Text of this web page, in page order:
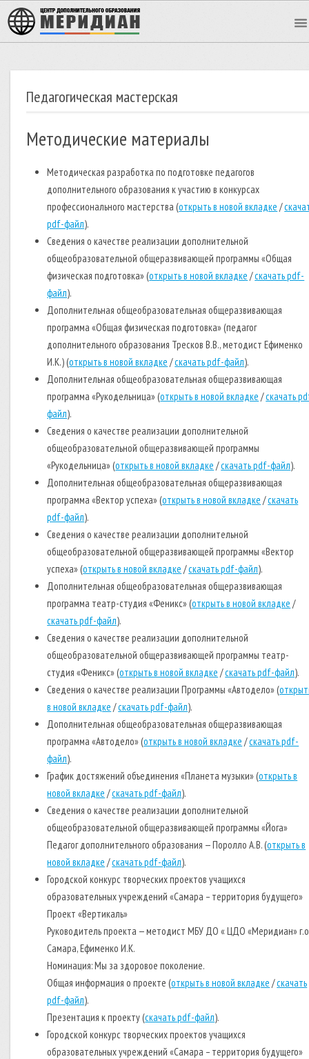
Педагогическая мастерская
Методические материалы
Методическая разработка по подготовке педагогов
дополнительного образования к участию в конкурсах
профессионального мастерства (открыть в новой вкладке /
pdf-файл).
Сведения о качестве реализации дополнительной
общеобразовательной общеразвивающей программы «Общая
физическая подготовка» (открыть в новой вкладке /скачать pdf-
файл).
Дополнительная общеобразовательная общеразвивающая
программа «Общая физическая подготовка» (педагог
дополнительного образования Тресков В.В., методист Ефименко
И.К.) (открыть в новой вкладке /скачать pdf-файл).
Дополнительная общеобразовательная общеразвивающая
программа «Рукодельница» (открыть в новой вкладке /скачать
файл).
Сведения о качестве реализации дополнительной
общеобразовательной общеразвивающей программы
«Рукодельница» (открыть в новой вкладке /скачать pdf-файл).
Дополнительная общеобразовательная общеразвивающая
программа «Вектор успеха» (открыть в новой вкладке /скачать
pdf-файл).
Сведения о качестве реализации дополнительной
общеобразовательной общеразвивающей программы «Вектор
успеха» (открыть в новой вкладке /скачать pdf-файл).
Дополнительная общеобразовательная общеразвивающая
программа театр-студия «Феникс» (открыть в новой вкладке /
скачать pdf-файл).
Сведения о качестве реализации дополнительной
общеобразовательной общеразвивающей программы театр-
студия «Феникс» (открыть в новой вкладке /скачать pdf-файл).
Сведения о качестве реализации Программы «Автодело» (
в новой вкладке /скачать pdf-файл).
Дополнительная общеобразовательная общеразвивающая
программа «Автодело» (открыть в новой вкладке /скачать pdf-
файл).
График достяжений объединения «Планета музыки» (открыть в
новой вкладке /скачать pdf-файл).
Сведения о качестве реализации дополнительной
общеобразовательной общеразвивающей программы «Йога»
Педагог дополнительного образования — Поролло А.В. (открыть в
новой вкладке /скачать pdf-файл).
Городской конкурс творческих проектов учащихся
образовательных учреждений «Самара – территория будущего»
Проект «Вертикаль»
Руководитель проекта — методист МБУ ДО « ЦДО «Меридиан»
Самара, Ефименко И.К.
Номинация: Мы за здоровое поколение.
Общая информация о проекте (открыть в новой вкладке /скачать
pdf-файл).
Презентация к проекту (скачать pdf-файл).
Городской конкурс творческих проектов учащихся
образовательных учреждений «Самара – территория будущего»